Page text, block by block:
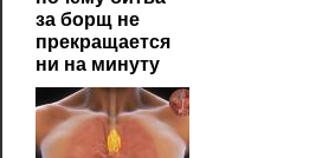
за борщ не
прекращается
ни на минуту